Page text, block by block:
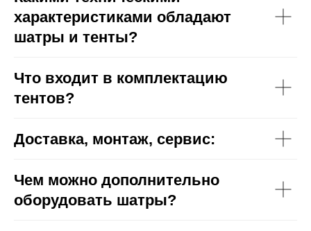
характеристиками обладают
шатры и тенты?
Что входит в комплектацию
тентов?
Доставка, монтаж, сервис:
Чем можно дополнительно
оборудовать шатры?